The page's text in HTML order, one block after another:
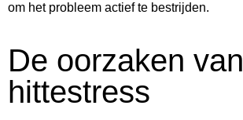
om het probleem actief te bestrijden.
De oorzaken van
hittestress